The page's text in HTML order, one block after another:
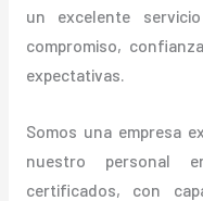
un excelente
compromiso,
expectativas.
Somos una empresa
nuestro personal
certificados, con